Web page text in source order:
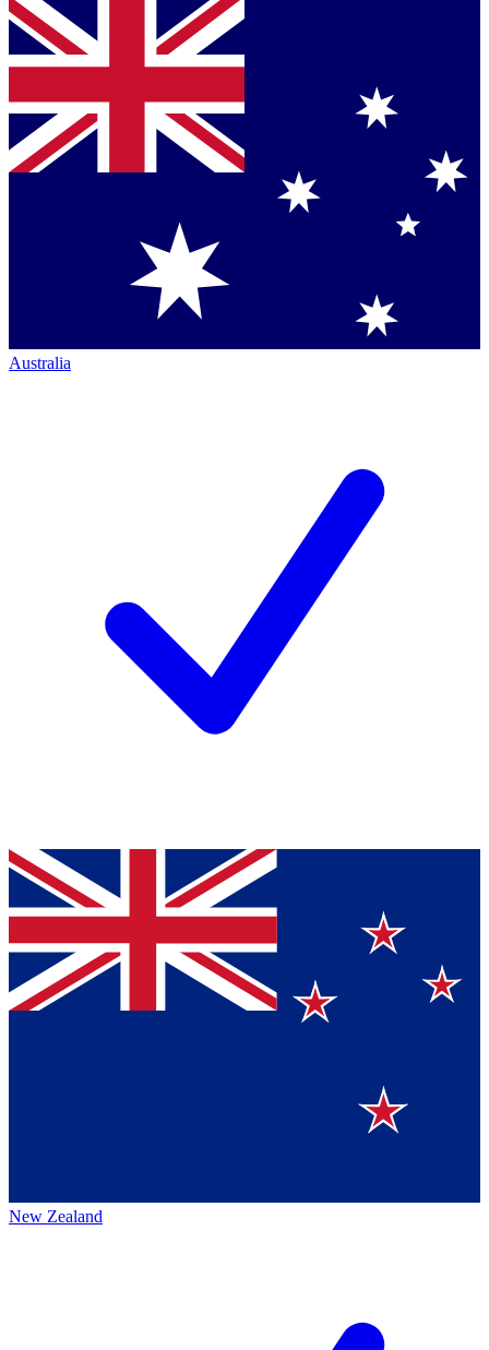
Australia
New Zealand